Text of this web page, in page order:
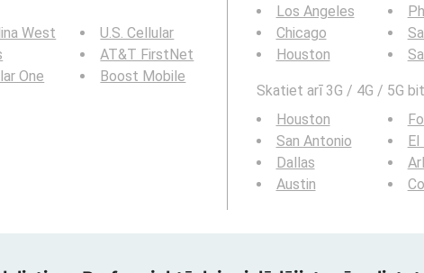
West
One
U.S. Cellular
AT&T FirstNet
Boost Mobile
Los Angeles
Chicago
Houston
Skatiet arī 3G / 4G / 5G
Houston
San Antonio
Dallas
Austin
El